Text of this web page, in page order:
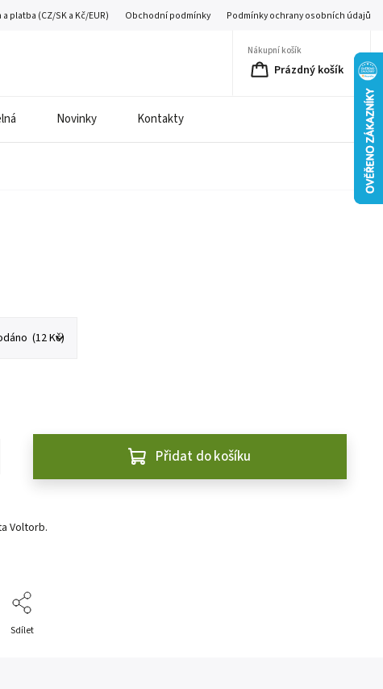
a platba (CZ/SK a Kč/EUR) Obchodní podmínky Podmínky ochrany osobních údajů
Nákupní košík
Prázdný košík
Novinky Kontakty
Přidat do košíku
Voltorb.
Sdílet